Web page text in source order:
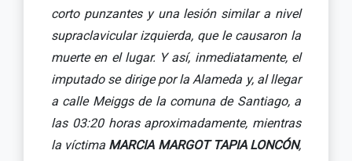
corto punzantes y una lesión similar a nivel
supraclavicular izquierda, que le causaron la
muerte en el lugar. Y así, inmediatamente, el
imputado se dirige por la Alameda y, al llegar
a calle Meiggs de la comuna de Santiago, a
las 03:20 horas aproximadamente, mientras
la víctima MARCIA MARGOT TAPIA LONCÓN,